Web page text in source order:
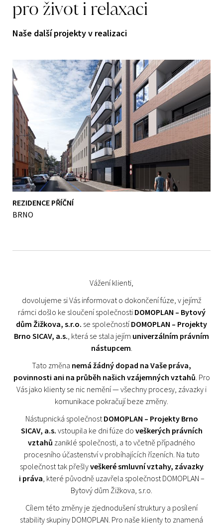
pro životi relaxaci
Naše další projekty v realizaci
REZIDENCE PŘÍČNÍ
BRNO
Vážení klienti,
dovolujeme si Vás informovat o dokončení fúze, v jejímž
rámci došlo ke sloučení společnosti DOMOPLAN – Bytový
dům Žižkova, s.r.o. se společností DOMOPLAN – Projekty
Brno SICAV, a.s., která se stala jejím univerzálním právním
nástupcem.
Tato změna nemá žádný dopad na Vaše práva,
povinnosti ani na průběh našich vzájemných vztahů. Pro
Vás jako klienty se nic nemění — všechny procesy, závazky i
komunikace pokračují beze změny.
Nástupnická společnostDOMOPLAN – Projekty Brno
SICAV, a.s. vstoupila ke dni fúze do veškerých právních
vztahů zaniklé společnosti, a to včetně případného
procesního účastenství v probíhajících řízeních. Na tuto
společnost tak přešlyveškeré smluvní vztahy, závazky
i práva, které původně uzavřela společnost DOMOPLAN –
Bytový dům Žižkova, s.r.o.
Cílem této změny je zjednodušení struktury a posílení
stability skupiny DOMOPLAN. Pro naše klienty to znamená